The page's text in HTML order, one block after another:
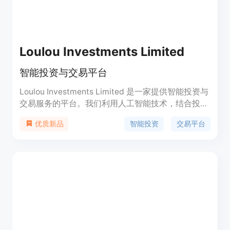
Loulou Investments Limited
智能投资与交易平台
Loulou Investments Limited 是一家提供智能投资与
交易服务的平台。我们利用人工智能技术，结合投资
的人工智能系统能够进行快速而准确的决策，帮助客
优质新品 智能投资 交易平台